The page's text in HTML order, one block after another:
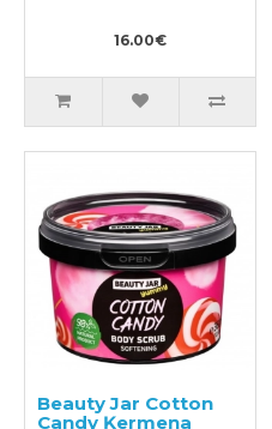
16.00€
Beauty Jar Cotton
Candy Ķermeņa